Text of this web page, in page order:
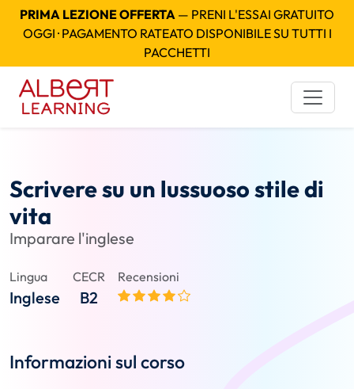
PRIMA LEZIONE OFFERTA — PRENI L'ESSAI GRATUITO
OGGI · PAGAMENTO RATEATO DISPONIBILE SU TUTTI I
PACCHETTI
Scrivere su un lussuoso stile di
vita
Imparare l'inglese
Lingua
Inglese
CECR
B2
Recensioni
Informazioni sul corso